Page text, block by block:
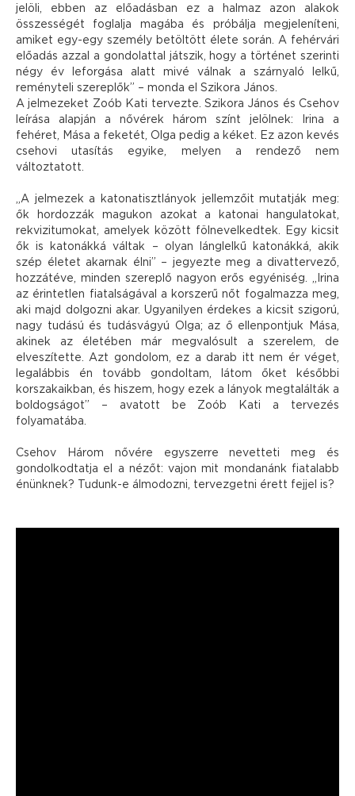
jelöli, ebben az előadásban ez a halmaz azon alakok
összességét foglalja magába és próbálja megjeleníteni,
amiket egy-egy személy betöltött élete során. A fehérvári
előadás azzal a gondolattal játszik, hogy a történet szerinti
négy év leforgása alatt mivé válnak a szárnyaló lelkű,
reményteli szereplők” – monda el Szikora János.
A jelmezeket Zoób Kati tervezte. Szikora János és Csehov
leírása alapján a nővérek három színt jelölnek: Irina a
fehéret, Mása a feketét, Olga pedig a kéket. Ez azon kevés
csehovi utasítás egyike, melyen a rendező nem
változtatott.
„A jelmezek a katonatisztlányok jellemzőit mutatják meg:
ők hordozzák magukon azokat a katonai hangulatokat,
rekvizitumokat, amelyek között fölnevelkedtek. Egy kicsit
ők is katonákká váltak – olyan lánglelkű katonákká, akik
szép életet akarnak élni” – jegyezte meg a divattervező,
hozzátéve, minden szereplő nagyon erős egyéniség. „Irina
az érintetlen fiatalságával a korszerű nőt fogalmazza meg,
aki majd dolgozni akar. Ugyanilyen érdekes a kicsit szigorú,
nagy tudású és tudásvágyú Olga; az ő ellenpontjuk Mása,
akinek az életében már megvalósult a szerelem, de
elveszítette. Azt gondolom, ez a darab itt nem ér véget,
legalábbis én tovább gondoltam, látom őket későbbi
korszakaikban, és hiszem, hogy ezek a lányok megtalálták a
boldogságot” – avatott be Zoób Kati a tervezés
folyamatába.
Csehov Három nővére egyszerre nevetteti meg és
gondolkodtatja el a nézőt: vajon mit mondanánk fiatalabb
énünknek? Tudunk-e álmodozni, tervezgetni érett fejjel is?